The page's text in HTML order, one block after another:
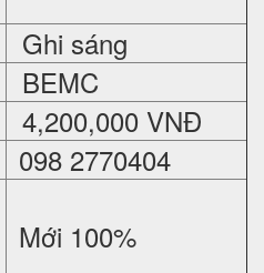
Ghi sáng
BEMC
4,200,000 VNĐ
098 2770404
Mới 100%